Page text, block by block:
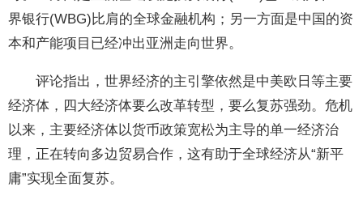
界银行(WBG)比肩的全球金融机构；另一方面是中国的资
本和产能项目已经冲出亚洲走向世界。
评论指出，世界经济的主引擎依然是中美欧日等主要
经济体，四大经济体要么改革转型，要么复苏强劲。危机
以来，主要经济体以货币政策宽松为主导的单一经济治
理，正在转向多边贸易合作，这有助于全球经济从“新平
庸”实现全面复苏。